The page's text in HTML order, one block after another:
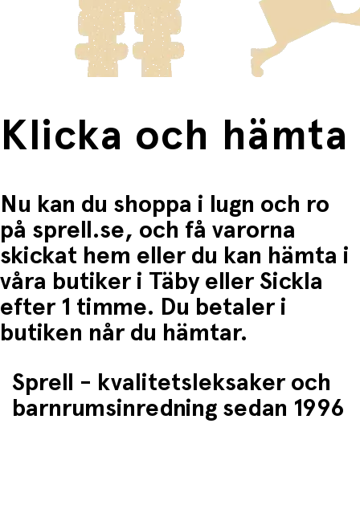
frakten för dessa varor visas i kassan.
Fri frakt när du handlar för mer än 1500:-
Klicka och hämta
Nu kan du shoppa i lugn och ro
på sprell.se, och få varorna
skickat hem eller du kan hämta i
våra butiker i Täby eller Sickla
efter 1 timme. Du betaler i
butiken når du hämtar.
Sprell - kvalitetsleksaker och
barnrumsinredning sedan 1996